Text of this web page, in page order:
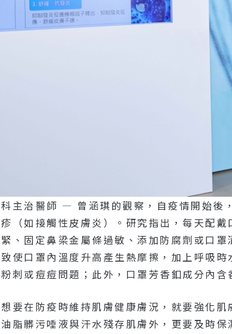
主治醫師 — 曾涵琪的觀察，自疫情開始後
（如接觸性皮膚炎）。研究指出，每天配
、固定鼻梁金屬條過敏、添加防腐劑或口
使口罩內溫度升高產生熱摩擦，加上呼吸
刺或痘痘問題；此外，口罩芳香釦成分內
要在防疫時維持肌膚健康膚況，就要強化
脂髒污唾液與汗水殘存肌膚外，更要及時